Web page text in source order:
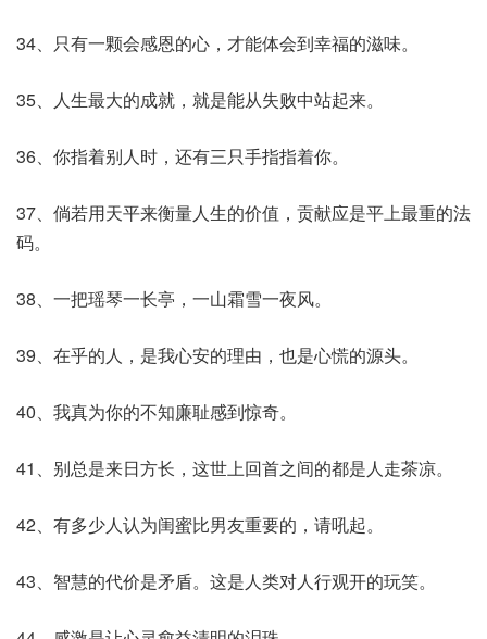
34、只有一颗会感恩的心，才能体会到幸福的滋味。
35、人生最大的成就，就是能从失败中站起来。
36、你指着别人时，还有三只手指指着你。
37、倘若用天平来衡量人生的价值，贡献应是平上最重的法
码。
38、一把瑶琴一长亭，一山霜雪一夜风。
39、在乎的人，是我心安的理由，也是心慌的源头。
40、我真为你的不知廉耻感到惊奇。
41、别总是来日方长，这世上回首之间的都是人走茶凉。
42、有多少人认为闺蜜比男友重要的，请吼起。
43、智慧的代价是矛盾。这是人类对人行观开的玩笑。